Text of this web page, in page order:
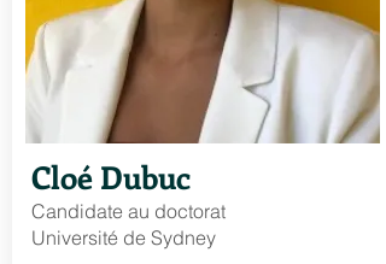
Cloé Dubuc
Candidate au doctorat
Université de Sydney